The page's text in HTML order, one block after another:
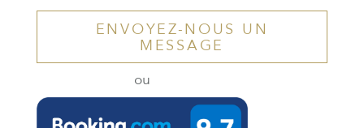
ENVOYEZ-NOUS UN
MESSAGE
ou